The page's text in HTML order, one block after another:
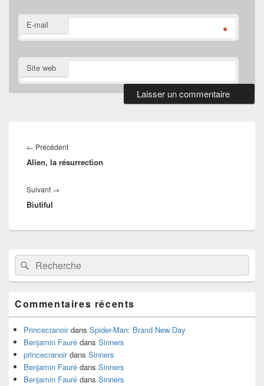
E-mail *
Site web
de
l’article
← PrécédentArticle
précédent :
Alien, la résurrection
Suivant →
Biutiful
Zone
principale
de
widget
barre
latérale
Recherche :Rechercher
Commentaires récents
Princecranoirdans Spider-Man: Brand New Day
Benjamin Fauré dans Sinners
princecranoirdans Sinners
Benjamin Fauré dans Sinners
Benjamin Fauré dans Sinners